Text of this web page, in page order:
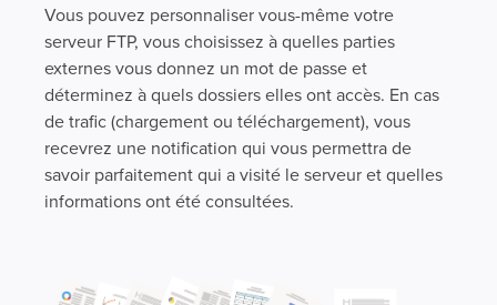
Vous pouvez personnaliser vous-même votre
serveur FTP, vous choisissez à quelles parties
externes vous donnez un mot de passe et
déterminez à quels dossiers elles ont accès. En cas
de trafic (chargement ou téléchargement), vous
recevrez une notification qui vous permettra de
savoir parfaitement qui a visité le serveur et quelles
informations ont été consultées.